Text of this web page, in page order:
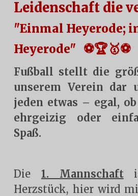
Leidenschaft die
"Einmal Heyerode;
Heyerode" ⚽🏆🥇⚽
Fußball stellt die
unserem Verein dar
jeden etwas – egal,
ehrgeizig oder
Spaß.
Die 1. Mannschaft
Herzstück, hier wird